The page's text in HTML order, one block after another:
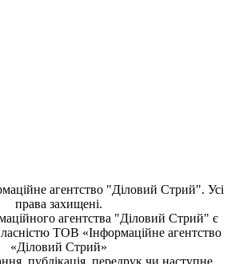
агентство "Діловий Стрий". Усі
права захищені.
агентства "Діловий Стрий" є
ТОВ «Інформаційне агентство
«Діловий Стрий»
публiкацiя, передрук чи наступне